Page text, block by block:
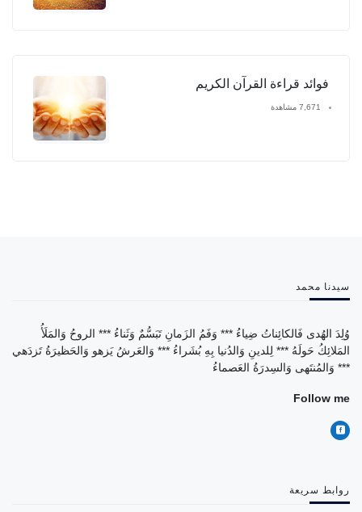
فوائد قراءة القرآن الكريم
7,671 مشاهدة
سيدنا محمد
وُلِدَ الهُدى فَالكائِناتُ ضِياءُ *** وَفَمُ الزَمانِ تَبَسُّمٌ وَثَناءُ *** الروحُ وَالمَلَأُ
المَلائِكُ حَولَهُ *** لِلدينِ وَالدُنيا بِهِ بُشَراءُ *** وَالعَرشُ يَزهو وَالحَظيرَةُ تَزدَهي
*** وَالمُنتَهى وَالسِدرَةُ العَصماءُ
Follow me
روابط سريعة